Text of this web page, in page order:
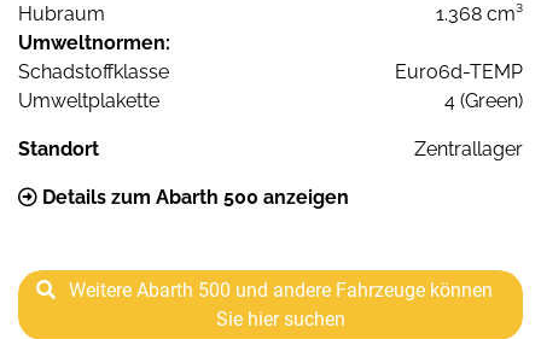
Hubraum
1.368 cm³
Umweltnormen:
Schadstoffklasse
Euro6d-TEMP
Umweltplakette
4 (Green)
Standort Zentrallager
Details zum Abarth 500 anzeigen
Weitere Abarth 500 und andere Fahrzeuge können
Sie hier suchen